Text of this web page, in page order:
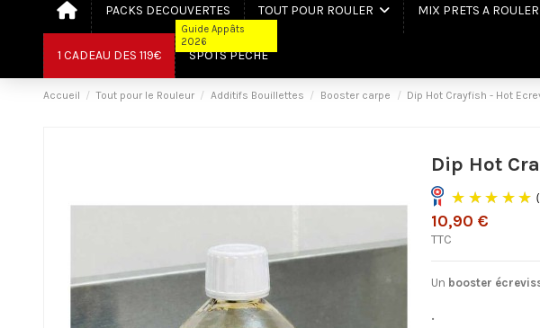
PACKS DECOUVERTES TOUT POUR ROULER MIX PRETS A ROULER
1 CADEAU DES 119€ SPOTS PÊCHE
Guide Appâts
2026
Accueil Tout pour le Rouleur Additifs Bouillettes Booster carpe Dip Hot Crayfish - Hot
Dip Hot
10,90 €
TTC
Un booster
.